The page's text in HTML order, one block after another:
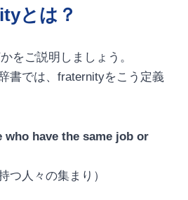
とは？
をご説明しましょう。
書では、fraternityをこう定義
who have the same job or
つ人々の集まり）